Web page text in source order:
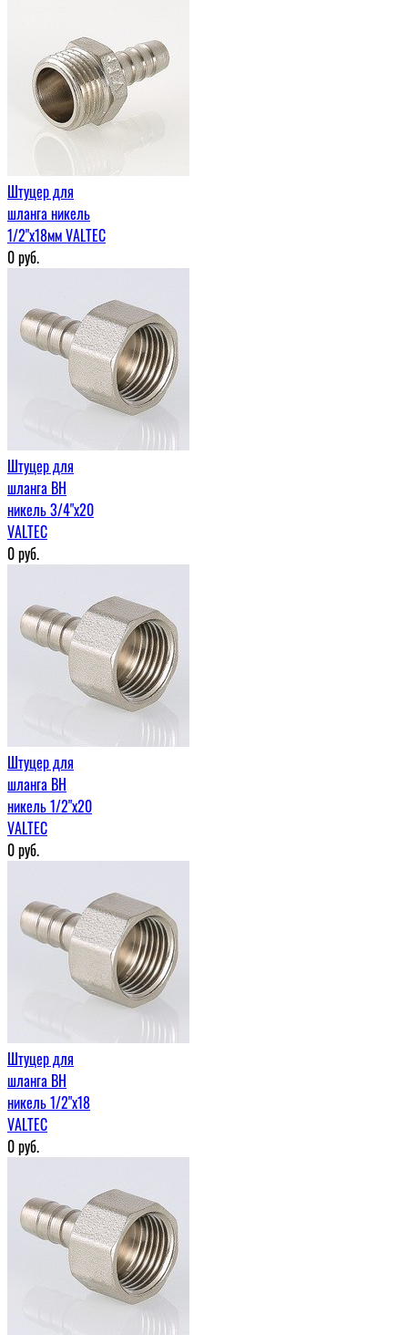
Штуцер для
шланга никель
1/2"x18мм VALTEC
0руб.
Штуцер для
шланга ВН
никель 3/4"x20
VALTEC
0руб.
Штуцер для
шланга ВН
никель 1/2"х20
VALTEC
0руб.
Штуцер для
шланга ВН
никель 1/2"х18
VALTEC
0руб.